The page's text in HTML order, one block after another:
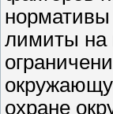
лимиты на
охране